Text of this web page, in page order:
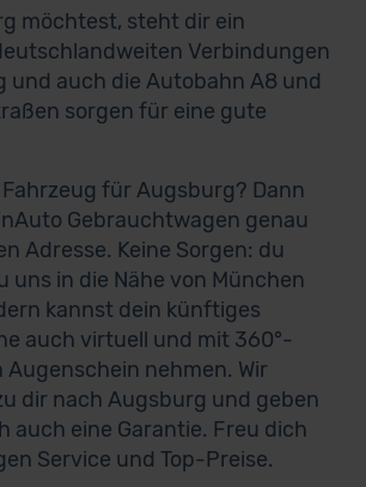
möchtest, steht dir ein
Verbindungen
und auch die Autobahn A8 und
sorgen für eine gute
für Augsburg? Dann
Gebrauchtwagen genau
Adresse. Keine Sorgen: du
uns in die Nähe von München
kannst dein künftiges
auch virtuell und mit 360°-
Augenschein nehmen. Wir
dir nach Augsburg und geben
auch eine Garantie. Freu dich
Service und Top-Preise.